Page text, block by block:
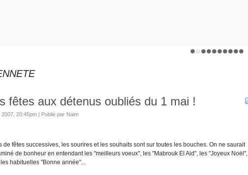
fêtes aux détenus oubliés du 1 mai !
20:45pm | Publié par Naim
de fêtes successives, les sourires et les souhaits sont sur toutes les bouches. On ne saurait
de bonheur en entendant les "meilleurs voeux", les "Mabrouk El Aid", les "Joyeux Noël",
habituelles "Bonne année"...